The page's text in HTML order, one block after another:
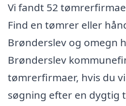
Vi fandt 52
Find en tømrer eller
Brønderslev og omegn
Brønderslev
tømrerfirmaer, hvis du
søgning efter en dygtig